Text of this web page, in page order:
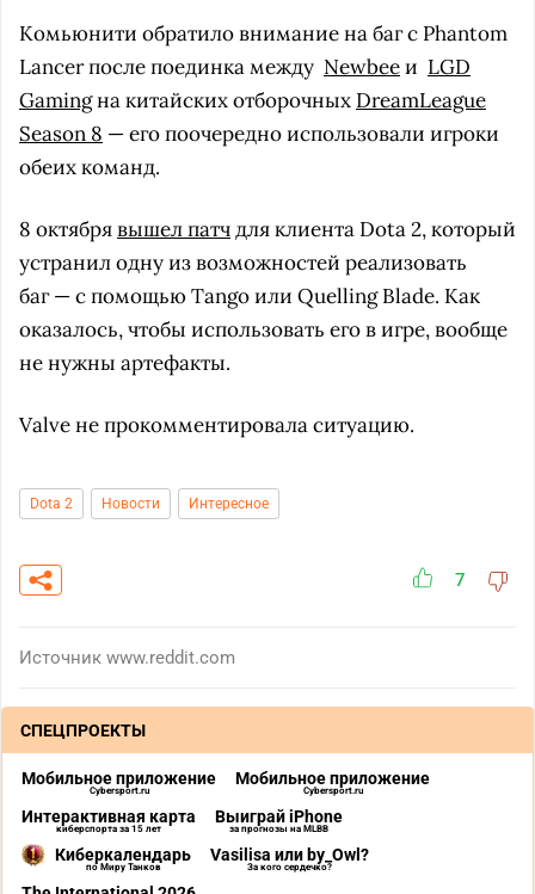
Комьюнити обратило внимание на баг с Phantom
Lancer после поединка между Newbeeи LGD
Gamingна китайских отборочных DreamLeague
Season 8 — его поочередно использовали игроки
обеих команд.
8 октябрявышел патчдля клиента Dota 2, который
устранил одну из возможностей реализовать
баг — с помощью Tango или Quelling Blade. Как
оказалось, чтобы использовать его в игре, вообще
не нужны артефакты.
Valve не прокомментировала ситуацию.
Dota 2 Новости Интересное
7
Источник www.reddit.com
СПЕЦПРОЕКТЫ
Мобильное приложение
Cybersport.ru
Мобильное приложение
Cybersport.ru
Интерактивная карта
киберспорта за 15 лет
Выиграй iPhone
за прогнозы на MLBB
Киберкалендарь
по Миру Танков
Vasilisa или by_Owl?
За кого сердечко?